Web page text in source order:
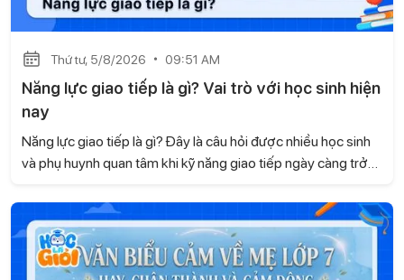
Thứ tư, 5/8/2026 09:51 AM
Năng lực giao tiếp là gì? Vai trò với học sinh hiện
nay
Năng lực giao tiếp là gì? Đây là câu hỏi được nhiều học sinh
và phụ huynh quan tâm khi kỹ năng giao tiếp ngày càng trở
các em tự tin khi trao đổi, giao tiếp còn góp phần xây dựng
các mối quan hệ tốt đẹp và phát triển nhiều kỹ năng cần
thiết. Hãy cùng Học là Giỏi tìm hiểu trong bài viết dưới đây.